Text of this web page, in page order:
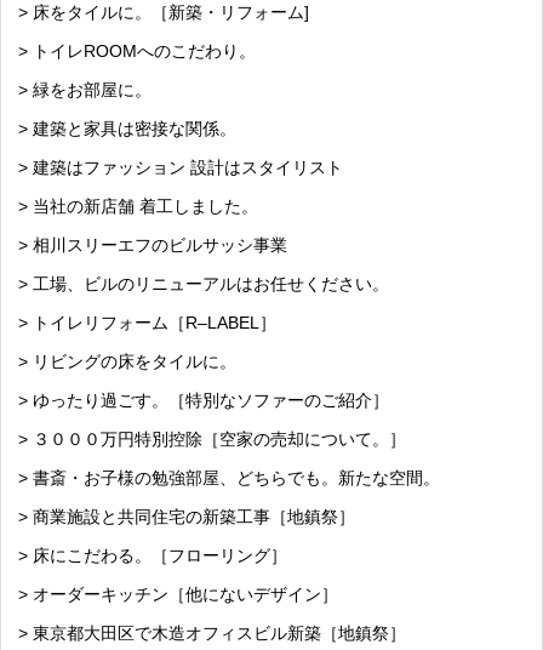
> 床をタイルに。［新築・リフォーム]
> トイレROOMへのこだわり。
> 緑をお部屋に。
> 建築と家具は密接な関係。
> 建築はファッション 設計はスタイリスト
> 当社の新店舗 着工しました。
> 相川スリーエフのビルサッシ事業
> 工場、ビルのリニューアルはお任せください。
> トイレリフォーム［R–LABEL］
> リビングの床をタイルに。
> ゆったり過ごす。［特別なソファーのご紹介］
> ３０００万円特別控除［空家の売却について。］
> 書斎・お子様の勉強部屋、どちらでも。新たな空間。
> 商業施設と共同住宅の新築工事［地鎮祭］
> 床にこだわる。［フローリング］
> オーダーキッチン［他にないデザイン］
> 東京都大田区で木造オフィスビル新築［地鎮祭］